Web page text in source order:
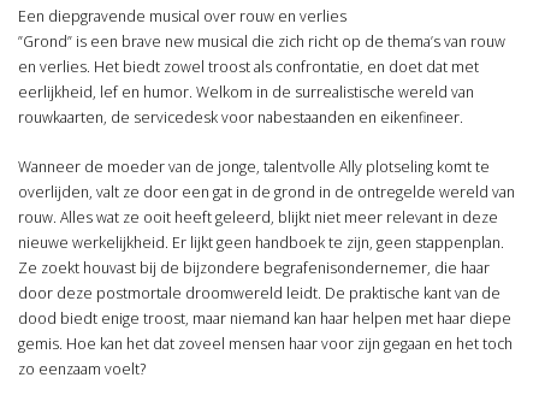
Een diepgravende musical over rouw en verlies
”Grond” is een brave new musical die zich richt op de thema’s van rouw
en verlies. Het biedt zowel troost als confrontatie, en doet dat met
eerlijkheid, lef en humor. Welkom in de surrealistische wereld van
rouwkaarten, de servicedesk voor nabestaanden en eikenfineer.
Wanneer de moeder van de jonge, talentvolle Ally plotseling komt te
overlijden, valt ze door een gat in de grond in de ontregelde wereld van
rouw. Alles wat ze ooit heeft geleerd, blijkt niet meer relevant in deze
nieuwe werkelijkheid. Er lijkt geen handboek te zijn, geen stappenplan.
Ze zoekt houvast bij de bijzondere begrafenisondernemer, die haar
door deze postmortale droomwereld leidt. De praktische kant van de
dood biedt enige troost, maar niemand kan haar helpen met haar diepe
gemis. Hoe kan het dat zoveel mensen haar voor zijn gegaan en het toch
zo eenzaam voelt?